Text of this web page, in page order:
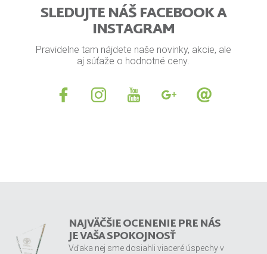
SLEDUJTE NÁŠ FACEBOOK A
INSTAGRAM
Pravidelne tam nájdete naše novinky, akcie, ale
aj súťaže o hodnotné ceny.
NAJVÄČŠIE OCENENIE PRE NÁS
JE VAŠA SPOKOJNOSŤ
Vďaka nej sme dosiahli viaceré úspechy v